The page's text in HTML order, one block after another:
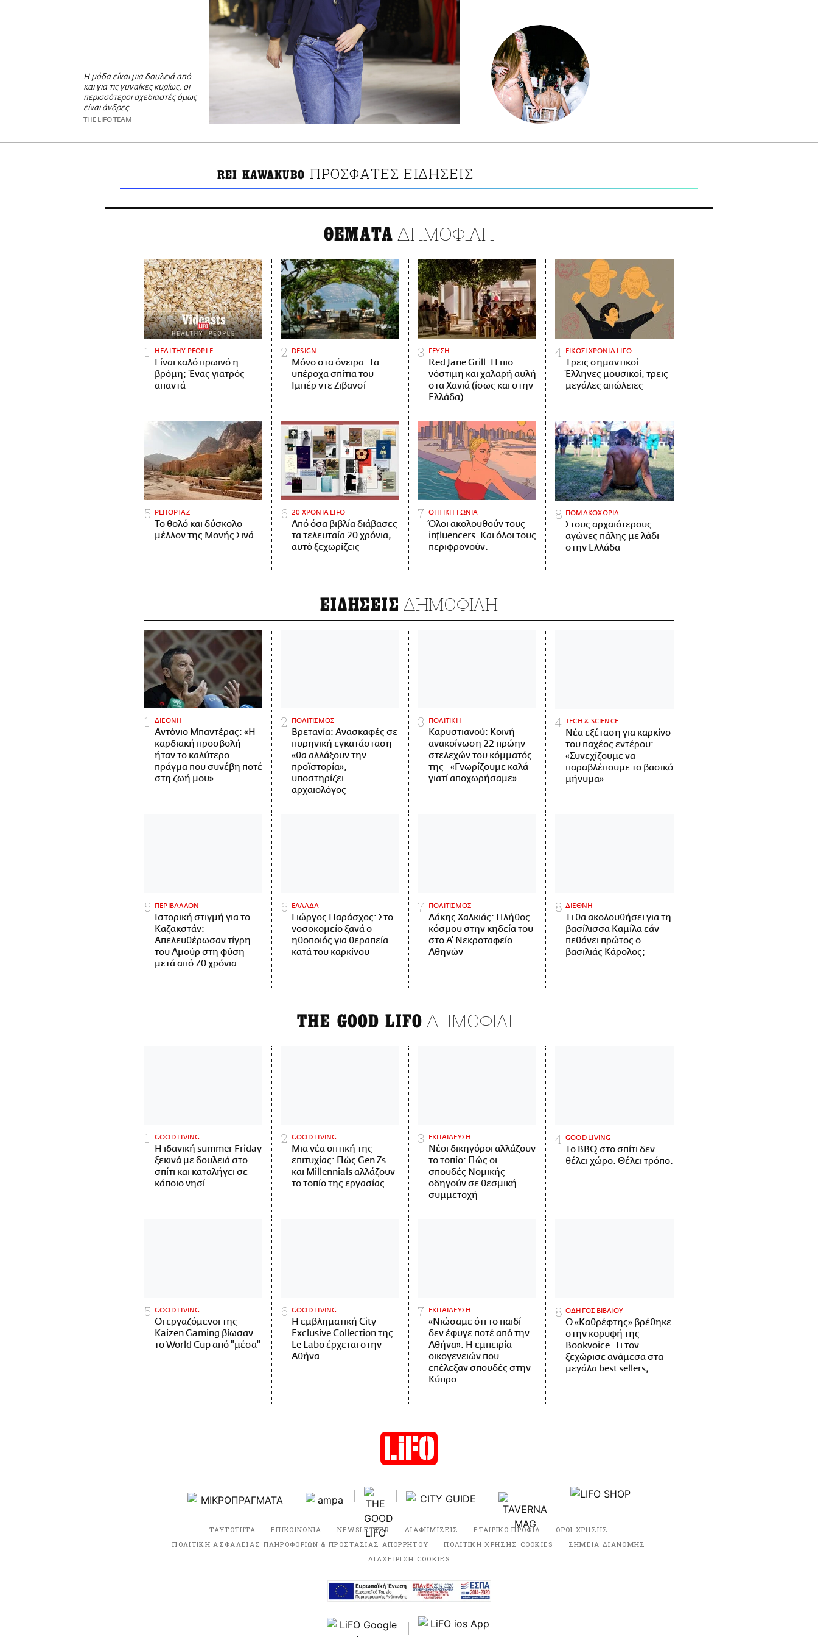
Η μόδα είναι μια δουλειά από
και για τις γυναίκες κυρίως, οι
περισσότεροι σχεδιαστές όμως
είναι άνδρες.
THE LIFO TEAM
REI KAWAKUBO ΠΡΟΣΦΑΤΕΣ ΕΙΔΗΣΕΙΣ
ΘΕΜΑΤΑ ΔΗΜΟΦΙΛΗ
HEALTHY PEOPLE
Είναι καλό πρωινό η
βρόμη; Ένας γιατρός
απαντά
DESIGN
Μόνο στα όνειρα: Τα
υπέροχα σπίτια του
Ιμπέρ ντε Ζιβανσί
ΓΕΥΣΗ
Red Jane Grill: Η πιο
νόστιμη και χαλαρή αυλή
στα Χανιά (ίσως και στην
Ελλάδα)
ΕΙΚΟΣΙ ΧΡΟΝΙΑ LIFO
Tρεις σημαντικοί
Έλληνες μουσικοί, τρεις
μεγάλες απώλειες
ΡΕΠΟΡΤΑΖ
Το θολό και δύσκολο
μέλλον της Μονής Σινά
20 ΧΡΟΝΙΑ LIFO
Από όσα βιβλία διάβασες
τα τελευταία 20 χρόνια,
αυτό ξεχωρίζεις
ΟΠΤΙΚΗ ΓΩΝΙΑ
Όλοι ακολουθούν τους
influencers. Και όλοι τους
περιφρονούν.
ΠΟΜΑΚΟΧΩΡΙΑ
Στους αρχαιότερους
αγώνες πάλης με λάδι
στην Ελλάδα
ΕΙΔΗΣΕΙΣ ΔΗΜΟΦΙΛΗ
ΔΙΕΘΝΗ
Αντόνιο Μπαντέρας: «Η
καρδιακή προσβολή
ήταν το καλύτερο
πράγμα που συνέβη ποτέ
στη ζωή μου»
ΠΟΛΙΤΙΣΜΟΣ
Βρετανία: Ανασκαφές σε
πυρηνική εγκατάσταση
«θα αλλάξουν την
προϊστορία»,
υποστηρίζει
αρχαιολόγος
ΠΟΛΙΤΙΚΗ
Καρυστιανού: Κοινή
ανακοίνωση 22 πρώην
στελεχών του κόμματός
της - «Γνωρίζουμε καλά
γιατί αποχωρήσαμε»
ΤECH & SCIENCE
Νέα εξέταση για καρκίνο
του παχέος εντέρου:
«Συνεχίζουμε να
παραβλέπουμε το βασικό
μήνυμα»
ΠΕΡΙΒΑΛΛΟΝ
Ιστορική στιγμή για το
Καζακστάν:
Απελευθέρωσαν τίγρη
του Αμούρ στη φύση
μετά από 70 χρόνια
ΕΛΛΑΔΑ
Γιώργος Παράσχος: Στο
νοσοκομείο ξανά ο
ηθοποιός για θεραπεία
κατά του καρκίνου
ΠΟΛΙΤΙΣΜΟΣ
Λάκης Χαλκιάς: Πλήθος
κόσμου στην κηδεία του
στο Α' Νεκροταφείο
Αθηνών
ΔΙΕΘΝΗ
Τι θα ακολουθήσει για τη
βασίλισσα Καμίλα εάν
πεθάνει πρώτος ο
βασιλιάς Κάρολος;
THE GOOD LIFO ΔΗΜΟΦΙΛΗ
GOOD LIVING
Η ιδανική summer Friday
ξεκινά με δουλειά στο
σπίτι και καταλήγει σε
κάποιο νησί
GOOD LIVING
Μια νέα οπτική της
επιτυχίας: Πώς Gen Zs
και Millennials αλλάζουν
το τοπίο της εργασίας
ΕΚΠΑΙΔΕΥΣΗ
Νέοι δικηγόροι αλλάζουν
το τοπίο: Πώς οι
σπουδές Νομικής
οδηγούν σε θεσμική
συμμετοχή
GOOD LIVING
Το BBQ στο σπίτι δεν
θέλει χώρο. Θέλει τρόπο.
GOOD LIVING
Οι εργαζόμενοι της
Kaizen Gaming βίωσαν
το World Cup από "μέσα"
GOOD LIVING
Η εμβληματική City
Exclusive Collection της
Le Labo έρχεται στην
Αθήνα
ΕΚΠΑΙΔΕΥΣΗ
«Νιώσαμε ότι το παιδί
δεν έφυγε ποτέ από την
Αθήνα»: Η εμπειρία
οικογενειών που
επέλεξαν σπουδές στην
Κύπρο
ΟΔΗΓΟΣ ΒΙΒΛΙΟΥ
Ο «Καθρέφτης» βρέθηκε
στην κορυφή της
Bookvoice. Τι τον
ξεχώρισε ανάμεσα στα
μεγάλα best sellers;
ΤΑΥΤΟΤΗΤΑ ΕΠΙΚΟΙΝΩΝΙΑ NEWSLETTER ΔΙΑΦΗΜΙΣΕΙΣ ΕΤΑΙΡΙΚΟ ΠΡΟΦΙΛ
ΟΡΟΙ ΧΡΗΣΗΣ
ΠΟΛΙΤΙΚΗ ΑΣΦΑΛΕΙΑΣ ΠΛΗΡΟΦΟΡΙΩΝ & ΠΡΟΣΤΑΣΙΑΣ ΑΠΟΡΡΗΤΟΥ
ΠΟΛΙΤΙΚΗ ΧΡΗΣΗΣ COOKIES
ΣΗΜΕΙΑ ΔΙΑΝΟΜΗΣ
ΔΙΑΧΕΙΡΙΣΗ COOKIES